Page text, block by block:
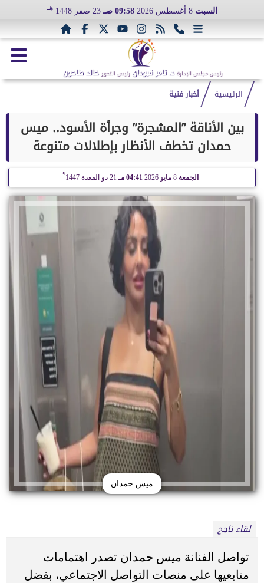
السبت 8 أغسطس 2026 09:58 صـ 23 صفر 1448 هـ
رئيس مجلس الإدارة د. تامر قبودان رئيس التحرير خالد طاحون
الرئيسية أخبار فنية
بين الأناقة ”المشجرة” وجرأة الأسود.. ميس
حمدان تخطف الأنظار بإطلالات متنوعة
الجمعة 04:41 مـ 21 ذو القعدة 1447
هـ
ميس حمدان
لقاء ناجح
تواصل الفنانة ميس حمدان تصدر اهتمامات
متابعيها على منصات التواصل الاجتماعي، بفضل